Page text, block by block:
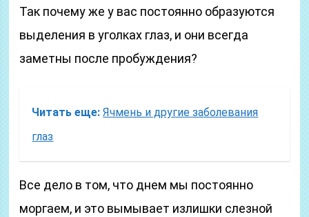
Так почему же у вас постоянно образуются
выделения в уголках глаз, и они всегда
заметны после пробуждения?
Читать еще: Ячмень и другие заболевания
глаз
Все дело в том, что днем мы постоянно
моргаем, и это вымывает излишки слезной